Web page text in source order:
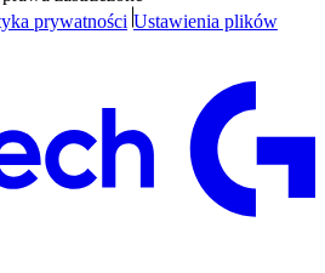
prywatności Ustawienia plików